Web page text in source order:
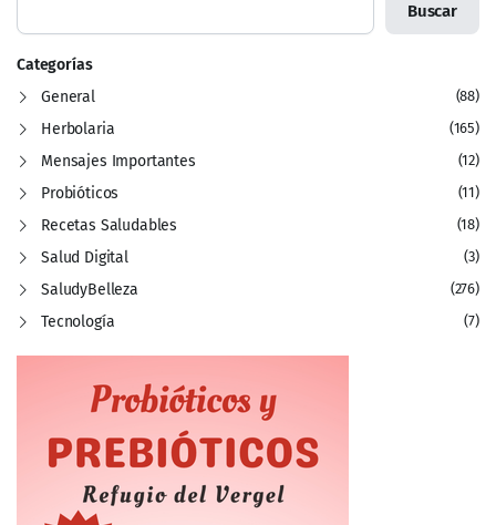
Buscar
Categorías
General
(88)
Herbolaria (165)
Mensajes Importantes (12)
Probióticos (11)
Recetas Saludables (18)
Salud Digital (3)
SaludyBelleza (276)
Tecnología (7)